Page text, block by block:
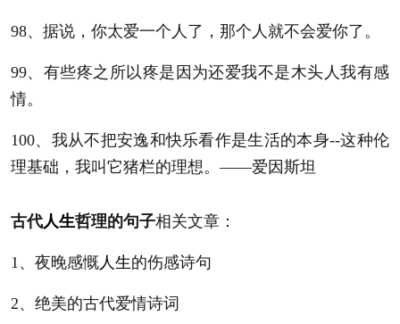
98、据说，你太爱一个人了，那个人就不会爱你了。
99、有些疼之所以疼是因为还爱我不是木头人我有感
情。
100、我从不把安逸和快乐看作是生活的本身--这种伦
理基础，我叫它猪栏的理想。——爱因斯坦
古代人生哲理的句子相关文章：
1、夜晚感慨 人生的伤感诗句
2、绝美的古代爱情诗词